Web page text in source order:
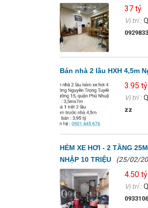
37 tỷ
Vị trí :
Bán nhà 2 lầu HXH 4,5m
3.95 tỷ
Vị trí :
zz
HẺM XE HƠI - 2 TẦNG
NHẬP 10 TRIỆU
(25/02/
4.50 tỷ
Vị trí :